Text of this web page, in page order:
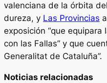
valenciana de la órbita
dureza, y Las Provincias
exposición “que
con las Fallas” y que
Generalitat de Cataluña”.
Noticias relacionadas